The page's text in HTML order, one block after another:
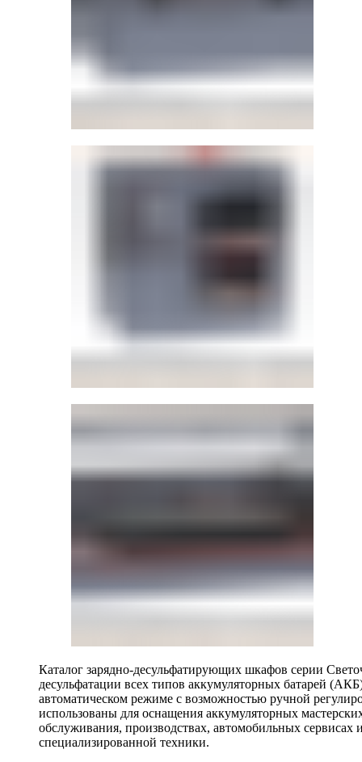
Каталог зарядно-десульфатирующих шкафов серии
десульфатации всех типов аккумуляторных батарей
автоматическом режиме с возможностью ручной
использованы для оснащения аккумуляторных
обслуживания, производствах, автомобильных
специализированной техники.